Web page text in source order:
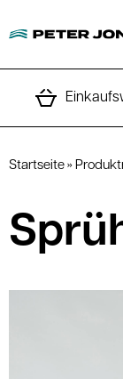
Startseite »